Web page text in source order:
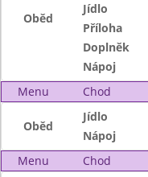
Oběd
Jídlo
Příloha
Doplněk
Nápoj
Menu
Chod
Oběd
Jídlo
Nápoj
Menu
Chod